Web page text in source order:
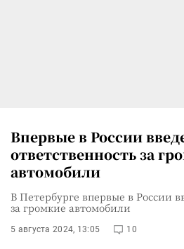
Впервые в России
ответственность за
автомобили
В Петербурге впервые в России
за громкие автомобили
5 августа 2024, 13:05 10